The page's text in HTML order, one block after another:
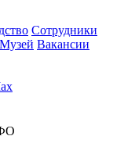
Сотрудники
Музей Вакансии